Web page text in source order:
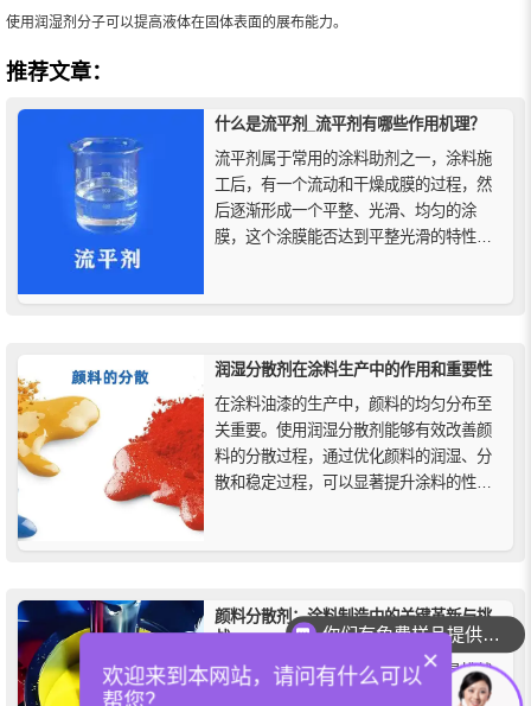
使用润湿剂分子可以提高液体在固体表面的展布能力。
推荐文章：
什么是流平剂_流平剂有哪些作用机理？
流平剂属于常用的涂料助剂之一，涂料施
工后，有一个流动和干燥成膜的过程，然
后逐渐形成一个平整、光滑、均匀的涂
膜，这个涂膜能否达到平整光滑的特性，
润湿分散剂在涂料生产中的作用和重要性
在涂料油漆的生产中，颜料的均匀分布至
关重要。使用润湿分散剂能够有效改善颜
料的分散过程，通过优化颜料的润湿、分
散和稳定过程，可以显著提升涂料的性
颜料分散剂：涂料制造中的关键革新与挑
战
颜料分散过程通常是涂料制造中最具挑战
性、最耗时和耗能的环节，颜料分散剂作
你们有免费样品提供吗？
×
欢迎来到本网站，请问有什么可以